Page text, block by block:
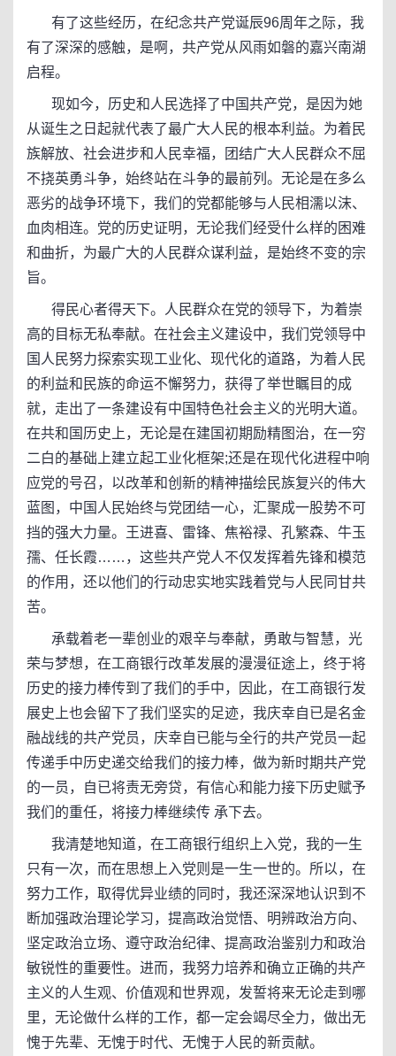
有了这些经历，在纪念共产党诞辰96周年之际，我
有了深深的感触，是啊，共产党从风雨如磐的嘉兴南湖
启程。
现如今，历史和人民选择了中国共产党，是因为她
从诞生之日起就代表了最广大人民的根本利益。为着民
族解放、社会进步和人民幸福，团结广大人民群众不屈
不挠英勇斗争，始终站在斗争的最前列。无论是在多么
恶劣的战争环境下，我们的党都能够与人民相濡以沫、
血肉相连。党的历史证明，无论我们经受什么样的困难
和曲折，为最广大的人民群众谋利益，是始终不变的宗
旨。
得民心者得天下。人民群众在党的领导下，为着崇
高的目标无私奉献。在社会主义建设中，我们党领导中
国人民努力探索实现工业化、现代化的道路，为着人民
的利益和民族的命运不懈努力，获得了举世瞩目的成
就，走出了一条建设有中国特色社会主义的光明大道。
在共和国历史上，无论是在建国初期励精图治，在一穷
二白的基础上建立起工业化框架;还是在现代化进程中响
应党的号召，以改革和创新的精神描绘民族复兴的伟大
蓝图，中国人民始终与党团结一心，汇聚成一股势不可
挡的强大力量。王进喜、雷锋、焦裕禄、孔繁森、牛玉
孺、任长霞……，这些共产党人不仅发挥着先锋和模范
的作用，还以他们的行动忠实地实践着党与人民同甘共
苦。
承载着老一辈创业的艰辛与奉献，勇敢与智慧，光
荣与梦想，在工商银行改革发展的漫漫征途上，终于将
历史的接力棒传到了我们的手中，因此，在工商银行发
展史上也会留下了我们坚实的足迹，我庆幸自已是名金
融战线的共产党员，庆幸自已能与全行的共产党员一起
传递手中历史递交给我们的接力棒，做为新时期共产党
的一员，自已将责无旁贷，有信心和能力接下历史赋予
我们的重任，将接力棒继续传 承下去。
我清楚地知道，在工商银行组织上入党，我的一生
只有一次，而在思想上入党则是一生一世的。所以，在
努力工作，取得优异业绩的同时，我还深深地认识到不
断加强政治理论学习，提高政治觉悟、明辨政治方向、
坚定政治立场、遵守政治纪律、提高政治鉴别力和政治
敏锐性的重要性。进而，我努力培养和确立正确的共产
主义的人生观、价值观和世界观，发誓将来无论走到哪
里，无论做什么样的工作，都一定会竭尽全力，做出无
愧于先辈、无愧于时代、无愧于人民的新贡献。